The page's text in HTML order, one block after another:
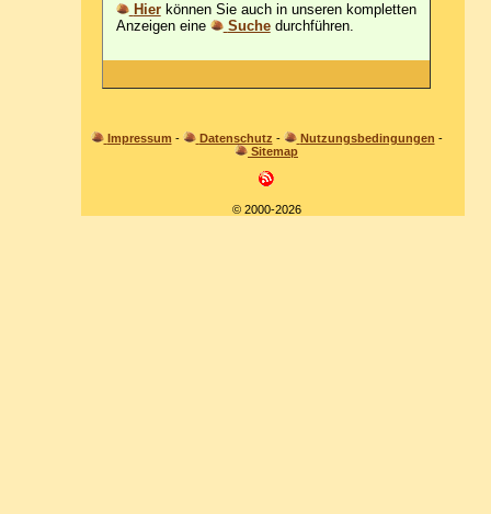
Hierkönnen Sie auch in unseren kompletten
Anzeigen eine
Suchedurchführen.
Impressum - Datenschutz - Nutzungsbedingungen -
Sitemap
© 2000-2026